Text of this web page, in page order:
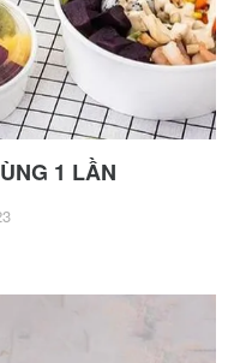
1 LẦN